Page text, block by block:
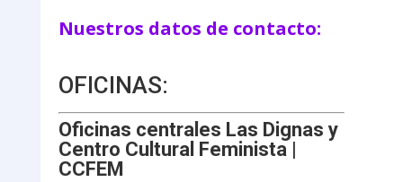
Nuestros datos de contacto:
OFICINAS:
Oficinas centrales Las Dignas y
Centro Cultural Feminista |
CCFEM